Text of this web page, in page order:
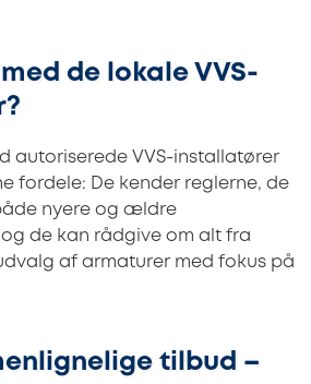
de lokale VVS-
autoriserede VVS-installatører
fordele: De kender reglerne, de
nyere og ældre
de kan rådgive om alt fra
af armaturer med fokus på
tilbud –